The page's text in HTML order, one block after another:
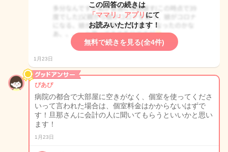
この回答の続きは
「ママリ」アプリ にて
お読みいただけます！
無料で続きを見る(全4件)
1月23日
ぴあぴ
病院の都合で大部屋に空きがなく、個室を使ってくださ
いって言われた場合は、個室料金はかからないはずで
す！旦那さんに会計の人に聞いてもらうといいかと思い
ます！
1月23日